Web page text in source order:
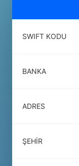
SWIFT KODU
BANKA
ADRES
ŞEHIR